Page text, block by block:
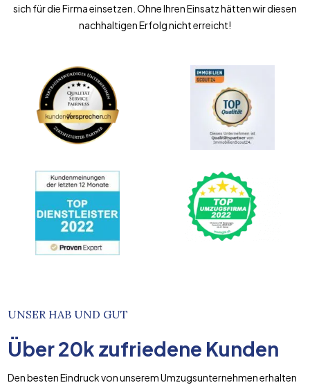
sich für die Firma einsetzen. Ohne Ihren Einsatz hätten wir diesen
nachhaltigen Erfolg nicht erreicht!
UNSER HAB UND GUT
Über20k zufriedene Kunden
Den besten Eindruck von unserem Umzugsunternehmen erhalten